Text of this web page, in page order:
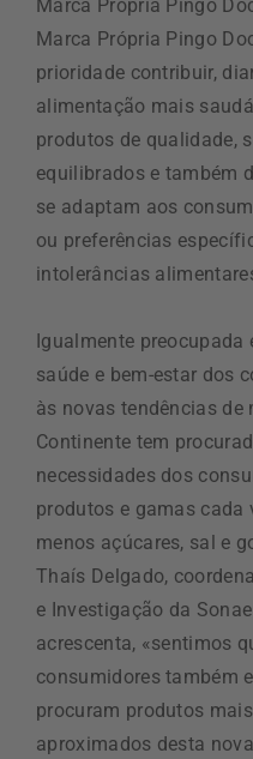
Marca Própria Pingo
Marca Própria Pingo
prioridade contribuir,
alimentação mais
produtos de qualidade,
equilibrados e também
se adaptam aos
ou preferências
intolerâncias
Igualmente preocupada
saúde e bem-estar dos
às novas tendências de
Continente tem
necessidades dos
produtos e gamas cada
menos açúcares, sal e
Thaís Delgado,
e Investigação da
acrescenta, «sentimos
consumidores também
procuram produtos
aproximados desta